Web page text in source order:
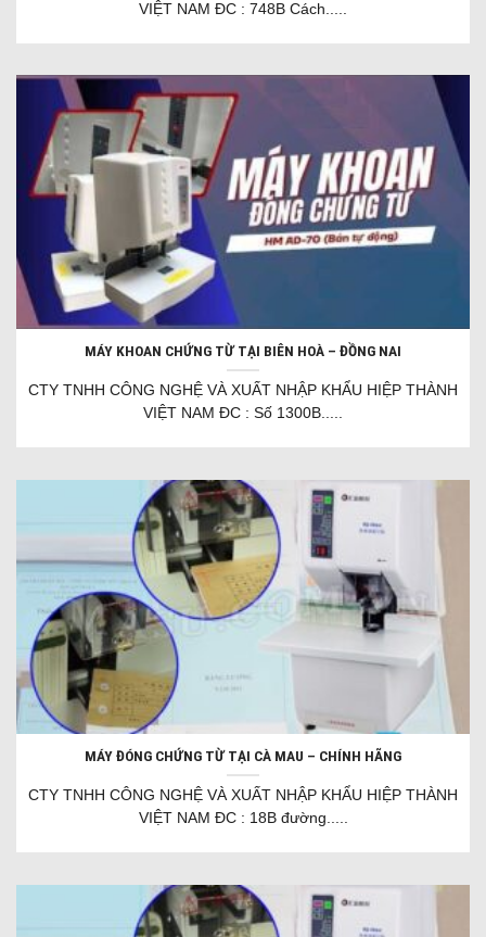
VIỆT NAM ĐC : 748B Cách.....
MÁY KHOAN CHỨNG TỪ TẠI BIÊN HOÀ – ĐỒNG NAI
CTY TNHH CÔNG NGHỆ VÀ XUẤT NHẬP KHẨU HIỆP THÀNH
VIỆT NAM ĐC : Số 1300B.....
MÁY ĐÓNG CHỨNG TỪ TẠI CÀ MAU – CHÍNH HÃNG
CTY TNHH CÔNG NGHỆ VÀ XUẤT NHẬP KHẨU HIỆP THÀNH
VIỆT NAM ĐC : 18B đường.....